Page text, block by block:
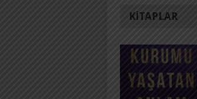
KITAPLAR